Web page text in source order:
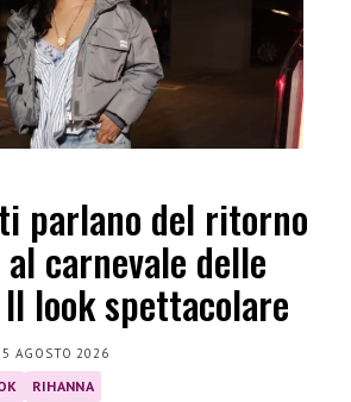
parlano del ritorno
carnevale delle
look spettacolare
5 AGOSTO 2026
RIHANNA